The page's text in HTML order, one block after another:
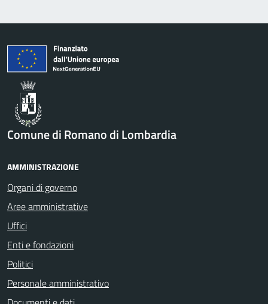
Comune di Romano di Lombardia
AMMINISTRAZIONE
Organi di governo
Aree amministrative
Uffici
Enti e fondazioni
Politici
Personale amministrativo